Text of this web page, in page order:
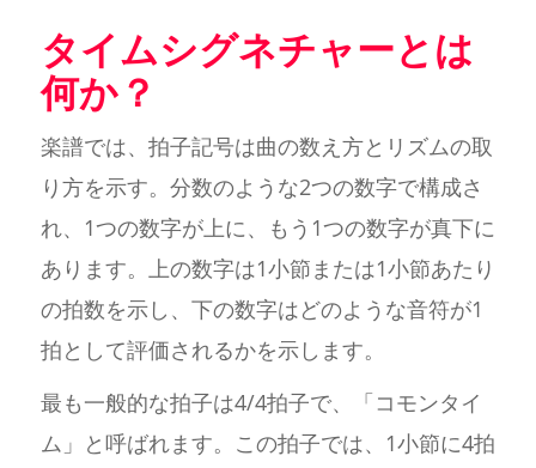
タイムシグネチャーとは
何か？
楽譜では、拍子記号は曲の数え方とリズムの取
り方を示す。分数のような2つの数字で構成さ
れ、1つの数字が上に、もう1つの数字が真下に
あります。上の数字は1小節または1小節あたり
の拍数を示し、下の数字はどのような音符が1
拍として評価されるかを示します。
最も一般的な拍子は4/4拍子で、「コモンタイ
ム」と呼ばれます。この拍子では、1小節に4拍